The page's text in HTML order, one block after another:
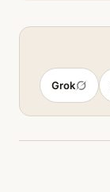
Grok